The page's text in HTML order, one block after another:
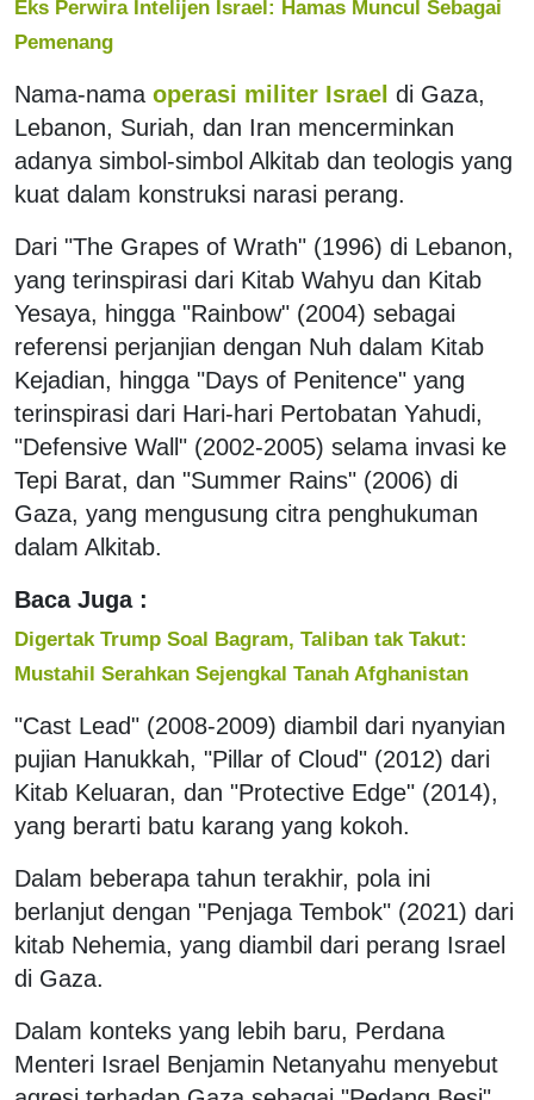
Eks Perwira Intelijen Israel: Hamas Muncul Sebagai
Pemenang
Nama-nama operasi militer Israel di Gaza,
Lebanon, Suriah, dan Iran mencerminkan
adanya simbol-simbol Alkitab dan teologis yang
kuat dalam konstruksi narasi perang.
Dari "The Grapes of Wrath" (1996) di Lebanon,
yang terinspirasi dari Kitab Wahyu dan Kitab
Yesaya, hingga "Rainbow" (2004) sebagai
referensi perjanjian dengan Nuh dalam Kitab
Kejadian, hingga "Days of Penitence" yang
terinspirasi dari Hari-hari Pertobatan Yahudi,
"Defensive Wall" (2002-2005) selama invasi ke
Tepi Barat, dan "Summer Rains" (2006) di
Gaza, yang mengusung citra penghukuman
dalam Alkitab.
Baca Juga :
Digertak Trump Soal Bagram, Taliban tak Takut:
Mustahil Serahkan Sejengkal Tanah Afghanistan
"Cast Lead" (2008-2009) diambil dari nyanyian
pujian Hanukkah, "Pillar of Cloud" (2012) dari
Kitab Keluaran, dan "Protective Edge" (2014),
yang berarti batu karang yang kokoh.
Dalam beberapa tahun terakhir, pola ini
berlanjut dengan "Penjaga Tembok" (2021) dari
kitab Nehemia, yang diambil dari perang Israel
di Gaza.
Dalam konteks yang lebih baru, Perdana
Menteri Israel Benjamin Netanyahu menyebut